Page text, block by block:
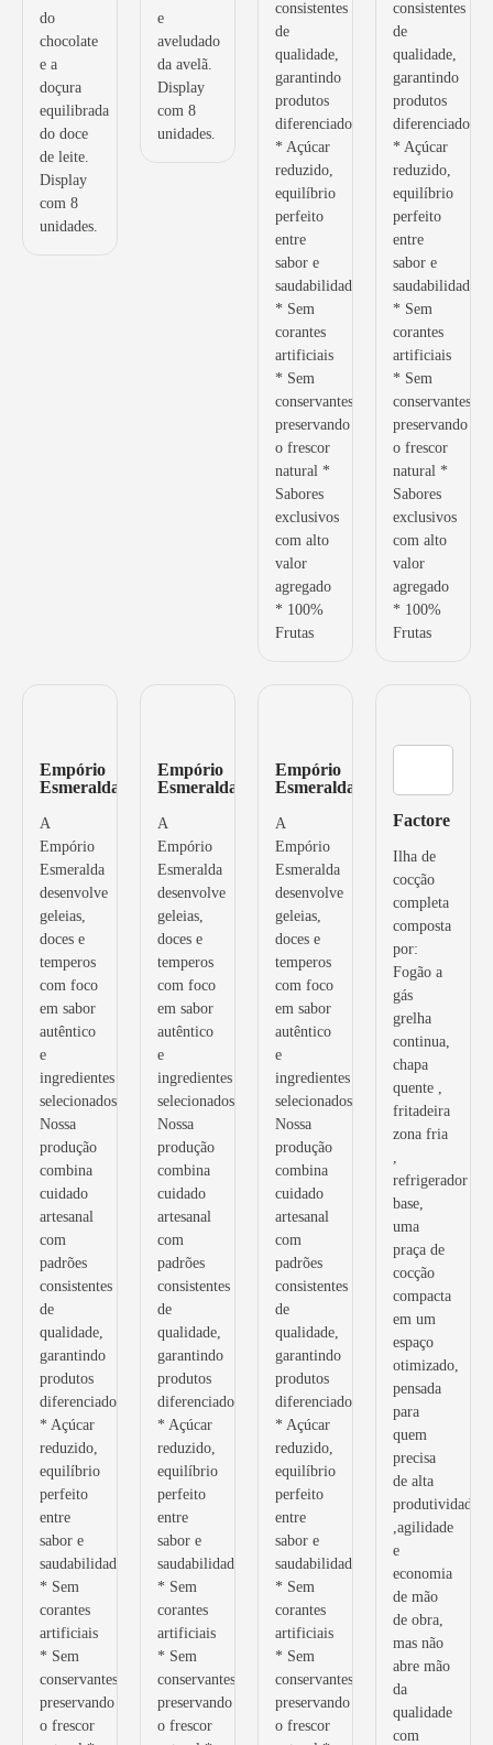
do
chocolate
e a
doçura
equilibrada
do doce
de leite.
Display
com 8
unidades.
e
aveludado
da avelã.
Display
com 8
unidades.
consistentes
de
qualidade,
garantindo
produtos
diferenciados.””
* Açúcar
reduzido,
equilíbrio
perfeito
entre
sabor e
saudabilidade
* Sem
corantes
artificiais
* Sem
conservantes,
preservando
o frescor
natural *
Sabores
exclusivos
com alto
valor
agregado
* 100%
Frutas
consistentes
de
qualidade,
garantindo
produtos
diferenciados.””
* Açúcar
reduzido,
equilíbrio
perfeito
entre
sabor e
saudabilidade
* Sem
corantes
artificiais
* Sem
conservantes,
preservando
o frescor
natural *
Sabores
exclusivos
com alto
valor
agregado
* 100%
Frutas
Empório
Esmeralda
A
Empório
Esmeralda
desenvolve
geleias,
doces e
temperos
com foco
em sabor
autêntico
e
ingredientes
selecionados.
Nossa
produção
combina
cuidado
artesanal
com
padrões
consistentes
de
qualidade,
garantindo
produtos
diferenciados.””
* Açúcar
reduzido,
equilíbrio
perfeito
entre
sabor e
saudabilidade
* Sem
corantes
artificiais
* Sem
conservantes,
preservando
o frescor
Empório
Esmeralda
A
Empório
Esmeralda
desenvolve
geleias,
doces e
temperos
com foco
em sabor
autêntico
e
ingredientes
selecionados.
Nossa
produção
combina
cuidado
artesanal
com
padrões
consistentes
de
qualidade,
garantindo
produtos
diferenciados.””
* Açúcar
reduzido,
equilíbrio
perfeito
entre
sabor e
saudabilidade
* Sem
corantes
artificiais
* Sem
conservantes,
preservando
o frescor
Empório
Esmeralda
A
Empório
Esmeralda
desenvolve
geleias,
doces e
temperos
com foco
em sabor
autêntico
e
ingredientes
selecionados.
Nossa
produção
combina
cuidado
artesanal
com
padrões
consistentes
de
qualidade,
garantindo
produtos
diferenciados.
* Açúcar
reduzido,
equilíbrio
perfeito
entre
sabor e
saudabilidade
* Sem
corantes
artificiais
* Sem
conservantes,
preservando
o frescor
Factore
Ilha de
cocção
completa
composta
por:
Fogão a
gás
grelha
continua,
chapa
quente ,
fritadeira
zona fria
refrigerador
base,
uma
praça de
cocção
compacta
em um
espaço
otimizado,
pensada
para
quem
precisa
de alta
produtividade
,agilidade
e
economia
de mão
de obra,
mas não
abre mão
da
qualidade
com